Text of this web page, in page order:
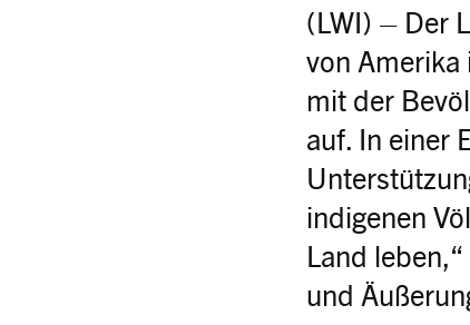
(LWI) – Der
von Amerika
mit der
auf. In einer
indigenen
Land
und